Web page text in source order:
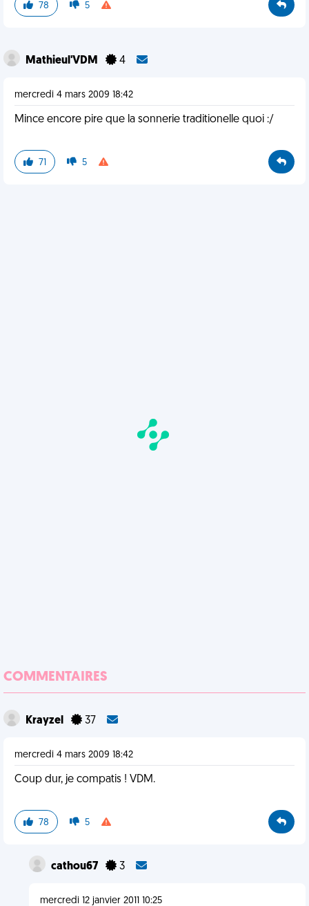
78 5
Mathieul'VDM 4
mercredi 4 mars 2009 18:42
Mince encore pire que la sonnerie traditionelle quoi :/
71 5
COMMENTAIRES
Krayzel 37
mercredi 4 mars 2009 18:42
Coup dur, je compatis ! VDM.
78 5
cathou67 3
mercredi 12 janvier 2011 10:25